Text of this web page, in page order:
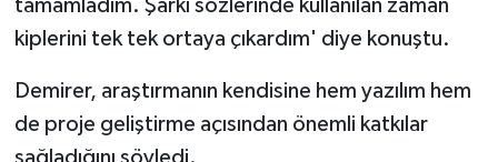
tamamladım. Şarkı sözlerinde kullanılan zaman
kiplerini tek tek ortaya çıkardım' diye konuştu.
Demirer, araştırmanın kendisine hem yazılım hem
de proje geliştirme açısından önemli katkılar
sağladığını söyledi.